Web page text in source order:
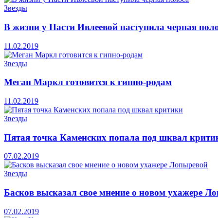
Звезды
В жизни у Насти Ивлеевой наступила черная
11.02.2019
Звезды
Меган Маркл готовится к гипно-родам
11.02.2019
Звезды
Пятая точка Каменских попала под шквал
07.02.2019
Звезды
Басков высказал свое мнение о новом ухажере
07.02.2019